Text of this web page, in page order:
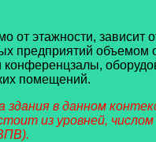
этажности, зависит
предприятий объемом
конференцзалы,
помещений.
в данном
из уровней,